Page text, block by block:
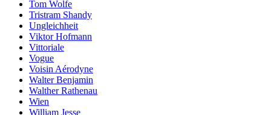
Tom Wolfe
Tristram Shandy
Ungleichheit
Viktor Hofmann
Vittoriale
Vogue
Voisin Aérodyne
Walter Benjamin
Walther Rathenau
Wien
William Jesse